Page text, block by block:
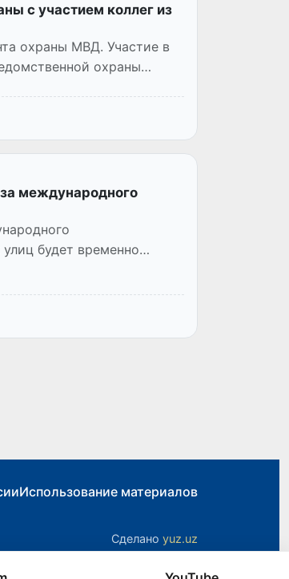
с участием коллег из
охраны МВД. Участие в
охраны
международного
будет временно
Использование материалов
Сделано yuz.uz